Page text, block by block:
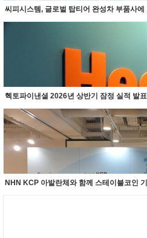
씨피시스템, 글로벌 탑티어 완성차 부품사에
헥토파이낸셜 2026년 상반기 잠정 실적 발
NHN KCP 아발란체와 함께 스테이블코인